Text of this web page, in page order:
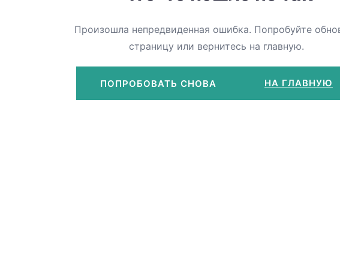
Произошла непредвиденная ошибка. Попробуйте
страницу или вернитесь на главную.
ПОПРОБОВАТЬ СНОВА НА ГЛАВНУЮ